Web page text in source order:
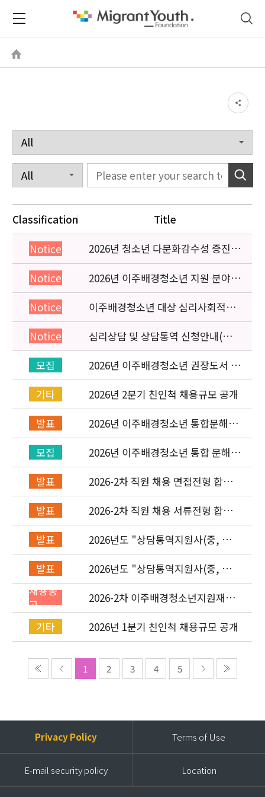
Classification Title
Notice
2026년 청소년 다문화감수성 증진
프로그램 「다가감」신청기관 안내
Notice
2026년 이주배경청소년 지원 분야
종사자 역량강화 교육 일정 안내
Notice
이주배경청소년 대상 심리사회적응
검사 연수동영상 개편 안내
Notice
심리상담 및 상담통역 신청안내(의뢰
서첨부)
모집
2026년 이주배경청소년 권장도서 목
록 구성을 위한 청소년 참여 이벤트
안내
기타
2026년 2분기 친인척 채용규모 공개
발표
2026년 이주배경청소년 통합문해력
교육지원사업 수행기관 선정 결과 발
표
모집
2026년 이주배경청소년 통합 문해력
교육지원 사업 위탁기관 신청 공고
발표
2026-2차 직원 채용 면접전형 합격
자 발표 및 적격심사 안내
발표
2026-2차 직원 채용 서류전형 합격
자 발표 및 면접전형 안내
발표
2026년도 "상담통역지원사(중, 베,
러, 몽)" 면접심사 합격자 발표
발표
2026년도 "상담통역지원사(중, 베,
러, 몽)" 서류심사 합격자 발표
채용공
고
2026-2차 이주배경청소년지원재단
직원(기획운영실/사업운영부/개발
협력부) 채용공고 (~4/26)
기타 2026년 1분기 친인척 채용규모 공개
1 2 3 4 5
Privacy Policy Terms of Use
E-mail security policy Location